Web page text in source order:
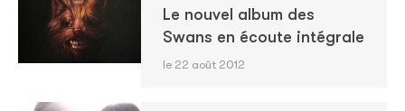
Le nouvel album des
Swans en écoute intégrale
le 22 août 2012